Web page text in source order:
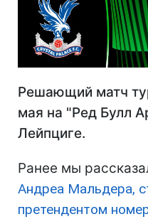
Решающий матч
мая на "Ред Булл
Лейпциге.
Ранее мы
Андреа Мальдера,
претендентом